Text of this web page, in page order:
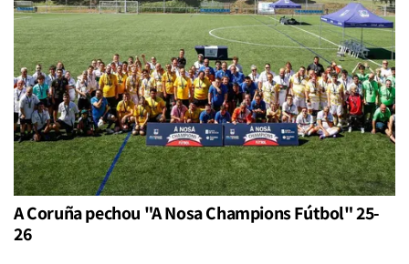
A Coruña pechou "A Nosa Champions Fútbol" 25-
26